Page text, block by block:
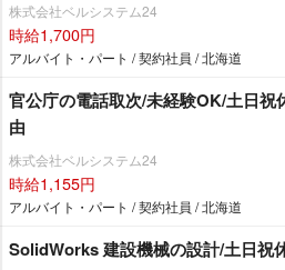
株式会社ベルシステム24
時給1,700円
アルバイト・パート / 契約社員 / 北海道
官公庁の電話取次/未経験OK/土日祝
由
株式会社ベルシステム24
時給1,155円
アルバイト・パート / 契約社員 / 北海道
SolidWorks 建設機械の設計/土日祝